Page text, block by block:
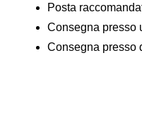
Posta
Consegna presso
Consegna presso